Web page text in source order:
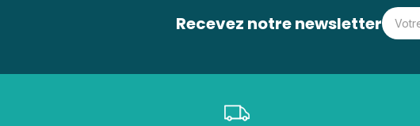
Recevez notre newsletter